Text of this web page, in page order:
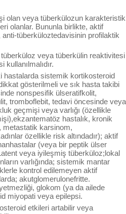
olan veya tüberkülozun karakteristik
olanlar. Bununla birlikte, aktif
anti-tüberküloztedavisinin profilaktik
veya tüberkülin reaktivitesi
hastalarda sistemik kortikosteroid
gösterilmeli ve sık hasta takibi
nonspesifik ülseratifkolit,
tromboflebit, tedavi öncesinde veya
geçmişi veya varlığı (özellikle
hastalık, kronik
metastatik karsinom,
özellikle risk altındadır); aktif
(veya bir peptik ülser
veya iyileşmiş tüberküloz;lokal
varlığında; sistemik mantar
kontrol edilemeyen aktif
akutglomerulonefritte.
glokom (ya da ailede
miyopati veya epilepsi.
etkileri artabilir veya